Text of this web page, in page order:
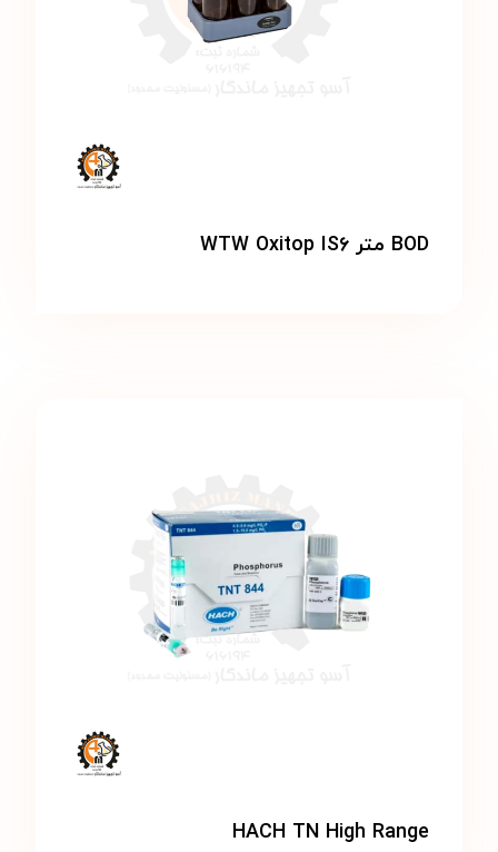
BOD متر WTW Oxitop IS۶
HACH TN High Range